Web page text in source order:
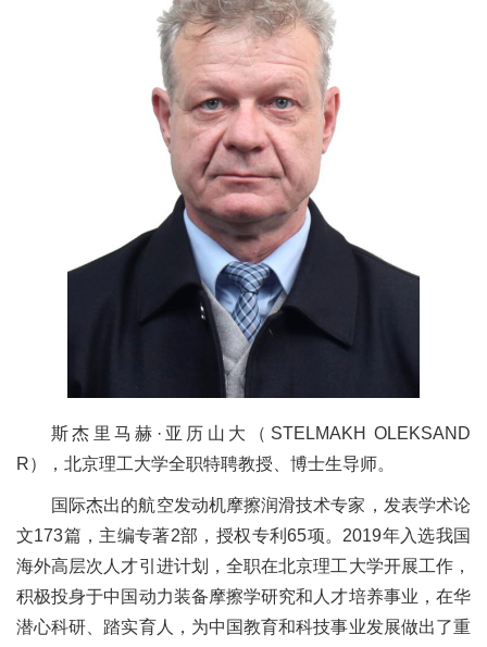
斯杰里马赫·亚历山大（STELMAKH OLEKSAND
R），北京理工大学全职特聘教授、博士生导师。
国际杰出的航空发动机摩擦润滑技术专家，发表学术论
文173篇，主编专著2部，授权专利65项。2019年入选我国
海外高层次人才引进计划，全职在北京理工大学开展工作，
积极投身于中国动力装备摩擦学研究和人才培养事业，在华
潜心科研、踏实育人，为中国教育和科技事业发展做出了重